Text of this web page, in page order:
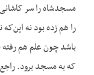
مسجدشاه را سر
را هم زده بود نه
باشد چون علم هم رفته
که به مسجد برود.